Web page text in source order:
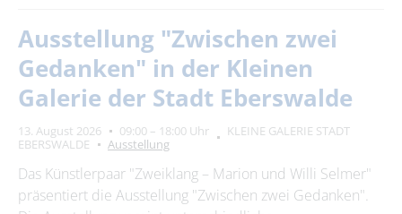
Ausstellung "Zwischen zwei
Gedanken" in der Kleinen
Galerie der Stadt Eberswalde
13. August 2026 09:00 – 18:00 Uhr
KLEINE GALERIE STADT
EBERSWALDE
Ausstellung
Das Künstlerpaar "Zweiklang – Marion und Willi Selmer"
präsentiert die Ausstellung "Zwischen zwei Gedanken".